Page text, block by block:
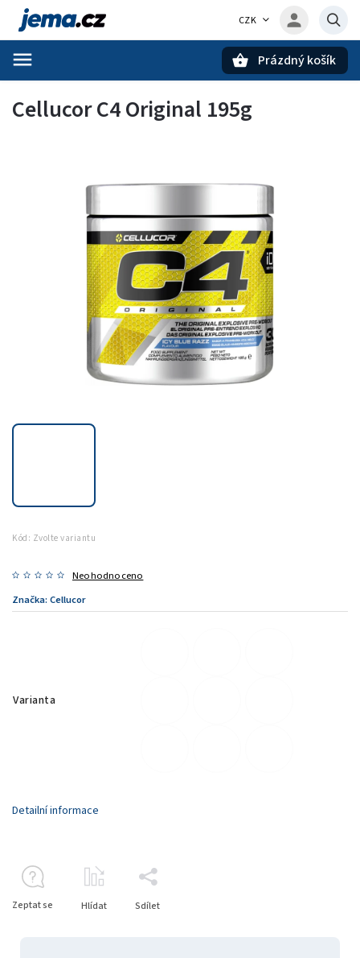
CZK
Prázdný košík
Cellucor C4 Original 195g
Kód: Zvolte variantu
Neohodnoceno
Značka: Cellucor
Varianta
Detailní informace
Zeptat se Hlídat Sdílet